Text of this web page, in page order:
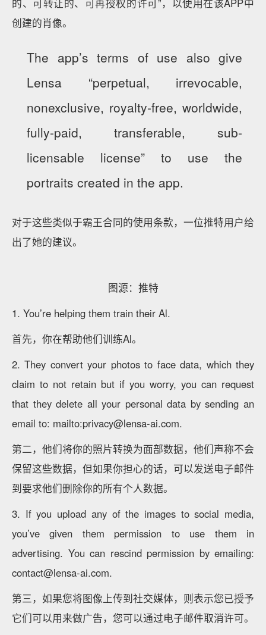
的、可转让的、可再授权的许可”，以使用在该APP中
创建的肖像。
The app’s terms of use also give
Lensa “perpetual, irrevocable,
nonexclusive, royalty-free, worldwide,
fully-paid, transferable, sub-
licensable license” to use the
portraits created in the app.
对于这些类似于霸王合同的使用条款，一位推特用户给
出了她的建议。
图源：推特
1. You’re helping them train their Al.
首先，你在帮助他们训练Al。
2. They convert your photos to face data, which they
claim to not retain but if you worry, you can request
that they delete all your personal data by sending an
email to: mailto:privacy@lensa-ai.com.
第二，他们将你的照片转换为面部数据，他们声称不会
保留这些数据，但如果你担心的话，可以发送电子邮件
到要求他们删除你的所有个人数据。
3. If you upload any of the images to social media,
you’ve given them permission to use them in
advertising. You can rescind permission by emailing:
contact@lensa-ai.com.
第三，如果您将图像上传到社交媒体，则表示您已授予
它们可以用来做广告，您可以通过电子邮件取消许可。